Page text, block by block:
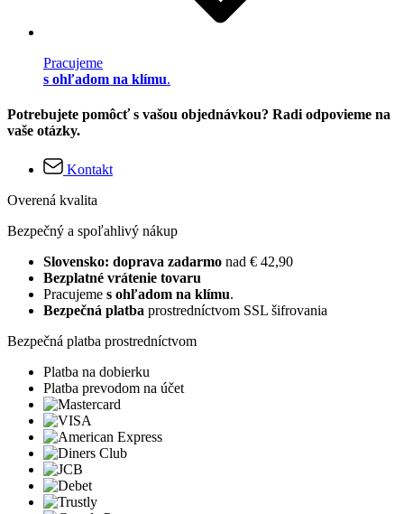
Pracujeme
s ohľadom na klímu.
Potrebujete pomôcť s vašou objednávkou? Radi odpovieme na
vaše otázky.
Kontakt
Overená kvalita
Bezpečný a spoľahlivý nákup
Slovensko: doprava zadarmo nad € 42,90
Bezplatné vrátenie tovaru
Pracujeme s ohľadom na klímu.
Bezpečná platba prostredníctvom SSL šifrovania
Bezpečná platba prostredníctvom
Platba na dobierku
Platba prevodom na účet